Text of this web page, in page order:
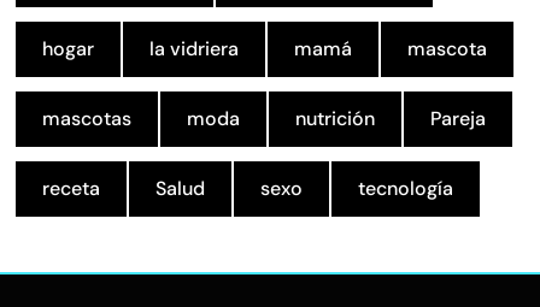
hogar la vidriera mamá mascota
mascotas moda nutrición Pareja
receta Salud sexo tecnología